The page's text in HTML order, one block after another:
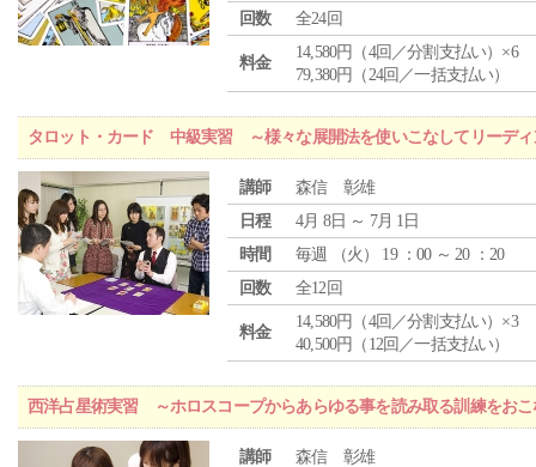
回数
全24回
料金
14,580円（4回／分割支払い）×6
79,380円（24回／一括支払い）
タロット・カード 中級実習 ～様々な展開法を使いこなしてリーディ
講師
森信 彰雄
日程
4月 8日 ～ 7月 1日
時間
毎週 （火 ） 19 ：00 ～ 20 ：20
回数
全12回
料金
14,580円（4回／分割支払い）×3
40,500円（12回／一括支払い）
西洋占星術実習 ～ホロスコープからあらゆる事を読み取る訓練をおこ
講師
森信 彰雄